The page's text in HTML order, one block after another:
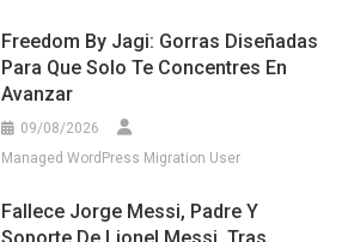
Freedom By Jagi: Gorras Diseñadas
Para Que Solo Te Concentres En
Avanzar
09/08/2026
Managed WordPress Migration User
Fallece Jorge Messi, Padre Y